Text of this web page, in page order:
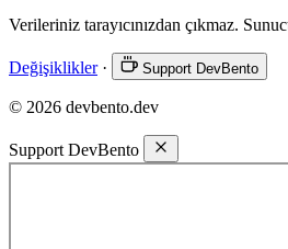
Verileriniz tarayıcınızdan çıkmaz.
Değişiklikler · Support DevBento
© 2026 devbento.dev
Support DevBento